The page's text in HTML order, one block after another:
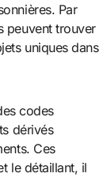
Par
peuvent trouver
uniques dans
codes
dérivés
Ces
le détaillant, il